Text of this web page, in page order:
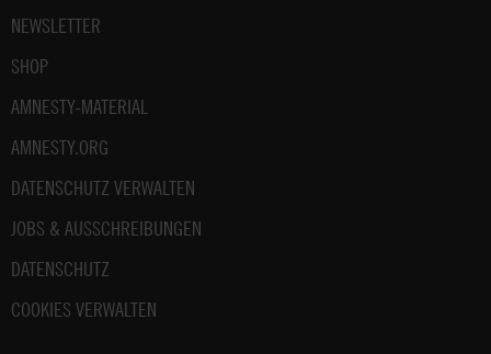
NEWSLETTER
SHOP
AMNESTY-MATERIAL
AMNESTY.ORG
DATENSCHUTZ VERWALTEN
JOBS & AUSSCHREIBUNGEN
DATENSCHUTZ
COOKIES VERWALTEN